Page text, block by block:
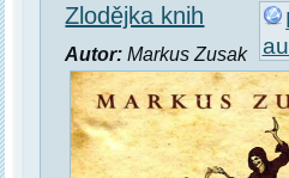
Zlodějka knih
Autor: Markus Zusak